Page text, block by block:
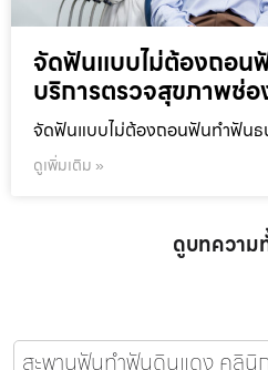
จัดฟันแบบไม่ต้องถอน
บริการตรวจสุขภาพช่
จัดฟันแบบไม่ต้องถอนฟันทำฟันธ
ดูเพิ่มเติม »
ดูบทความ
สะพานฟันทำฟันดินแดง คลินิ